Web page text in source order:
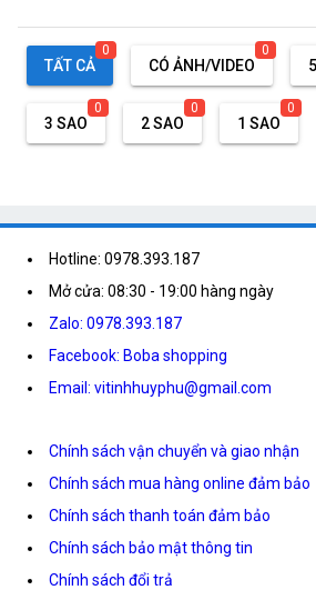
TẤT CẢ
0
CÓ ẢNH/VIDEO
0
3 SAO
0
2 SAO
0
1 SAO
0
Hotline: 0978.393.187
Mở cửa: 08:30 - 19:00 hàng ngày
Zalo: 0978.393.187
Facebook: Boba shopping
Email: vitinhhuyphu@gmail.com
Chính sách vận chuyển và giao nhận
Chính sách mua hàng online đảm bảo
Chính sách thanh toán đảm bảo
Chính sách bảo mật thông tin
Chính sách đổi trả